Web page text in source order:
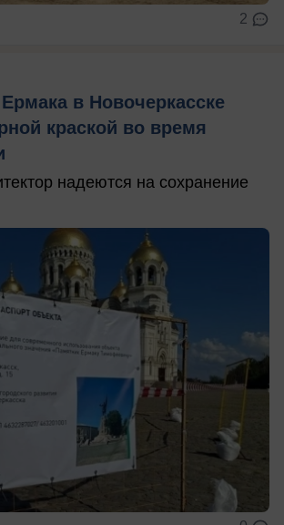
2
в Новочеркасске
краской во время
надеются на сохранение